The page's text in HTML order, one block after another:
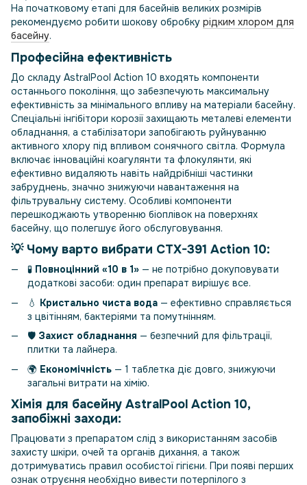
На початковому етапі для басейнів великих розмірів
рекомендуємо робити шокову обробку рідким хлором для
басейну.
Професійна ефективність
До складу AstralPool Action 10 входять компоненти
останнього покоління, що забезпечують максимальну
ефективність за мінімального впливу на матеріали басейну.
Спеціальні інгібітори корозії захищають металеві елементи
обладнання, а стабілізатори запобігають руйнуванню
активного хлору під впливом сонячного світла. Формула
включає інноваційні коагулянти та флокулянти, які
ефективно видаляють навіть найдрібніші частинки
забруднень, значно знижуючи навантаження на
фільтрувальну систему. Особливі компоненти
перешкоджають утворенню біоплівок на поверхнях
басейну, що полегшує його обслуговування.
💡 Чому варто вибрати CTX-391 Action 10:
🧪 Повноцінний «10 в 1» — не потрібно докуповувати
додаткові засоби: один препарат вирішує все.
💧 Кристально чиста вода — ефективно справляється
з цвітінням, бактеріями та помутнінням.
🛡️ Захист обладнання — безпечний для фільтрації,
плитки та лайнера.
🌍 Економічність — 1 таблетка діє довго, знижуючи
загальні витрати на хімію.
Хімія для басейну AstralPool Action 10,
запобіжні заходи:
Працювати з препаратом слід з використанням засобів
захисту шкіри, очей та органів дихання, а також
дотримуватись правил особистої гігієни. При появі перших
ознак отруєння необхідно вивести потерпілого з